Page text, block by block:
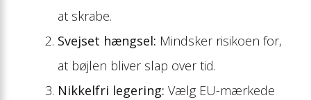
at skrabe.
Svejset hængsel: Mindsker risikoen for,
at bøjlen bliver slap over tid.
Nikkelfri legering: Vælg EU-mærkede